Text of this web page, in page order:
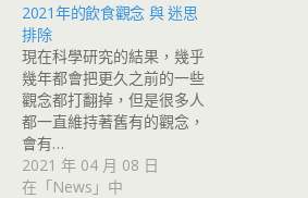
2021年的飲食觀念 與 迷思
排除
現在科學研究的結果，幾乎
幾年都會把更久之前的一些
觀念都打翻掉，但是很多人
都一直維持著舊有的觀念，
會有…
2021 年 04 月 08 日
在「News」中